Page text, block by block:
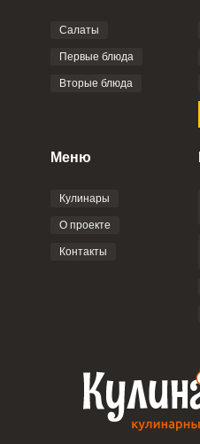
Салаты
Первые блюда
Вторые блюда
Меню
Кулинары
О проекте
Контакты